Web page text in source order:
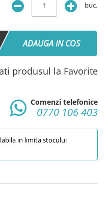
buc.
ADAUGA IN COS
produsul la Favorite
Comenzi telefonice
0770 106 403
in limita stocului